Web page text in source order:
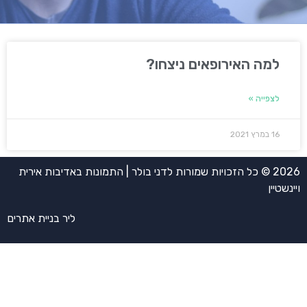
למה האירופאים ניצחו?
לצפייה »
16 במרץ 2021
2026 © כל הזכויות שמורות לדני בולר | התמונות באדיבות אירית
ויינשטיין
ליר בניית אתרים